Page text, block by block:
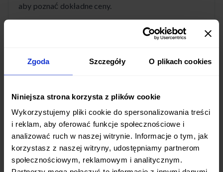
Zgoda Szczegóły O plikach cookies
Niniejsza strona korzysta z plików cookie
Wykorzystujemy pliki cookie do spersonalizowania treści
i reklam, aby oferować funkcje społecznościowe i
analizować ruch w naszej witrynie. Informacje o tym, jak
korzystasz z naszej witryny, udostępniamy partnerom
społecznościowym, reklamowym i analitycznym.
aby poznać dokładne ceny.
Czy dostawa diety pudełkowej w Siechnicach
jest darmowa?
jest całkowicie bezpłatna. Posiłki dostarczamy
codziennie w godzinach porannych, abyś mógł
cieszyć się świeżymi daniami przez cały dzień.